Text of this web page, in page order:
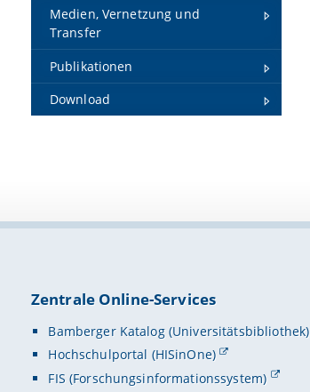
Medien, Vernetzung und
Transfer
Publikationen
Download
Zentrale Online-Services
Bamberger Katalog (Universitätsbibliothek)
Hochschulportal (HISinOne)
FIS (Forschungsinformationssystem)